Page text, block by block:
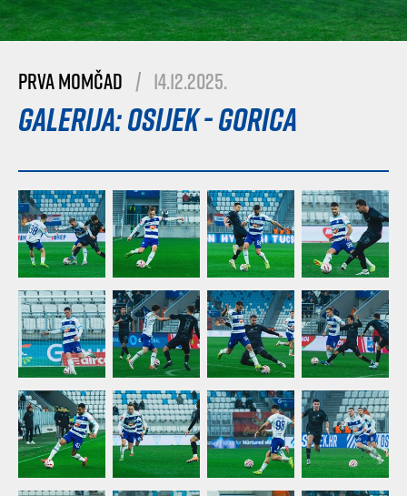
Prva momčad | 14.12.2025.
Galerija: Osijek - Gorica